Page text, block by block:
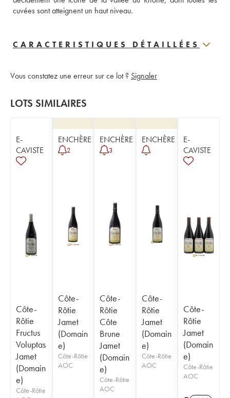
cuvées sont atteignent un haut niveau.
CARACTERISTIQUES DÉTAILLÉES
Vous constatez une erreur sur ce lot ? Signaler
LOTS SIMILAIRES
E-
CAVISTE
Côte-
Rôtie
Fructus
Voluptas
Jamet
(Domain
e)
Côte-Rôtie
ENCHÈRE
2
Côte-
Rôtie
Jamet
(Domain
e)
Côte-Rôtie
AOC
ENCHÈRE
3
Côte-
Rôtie
Côte
Brune
Jamet
(Domain
e)
Côte-Rôtie
AOC
ENCHÈRE
Côte-
Rôtie
Jamet
(Domain
e)
Côte-Rôtie
AOC
E-
CAVISTE
Côte-
Rôtie
Jamet
(Domain
e)
Côte-Rôtie
AOC